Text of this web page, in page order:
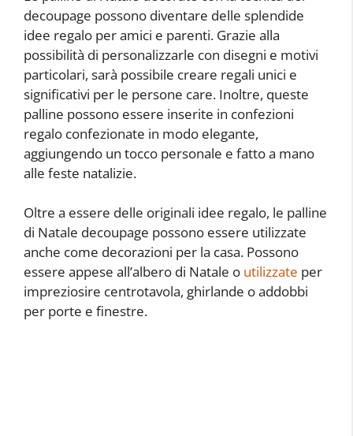
decoupage possono diventare delle splendide
idee regalo per amici e parenti. Grazie alla
possibilità di personalizzarle con disegni e motivi
particolari, sarà possibile creare regali unici e
significativi per le persone care. Inoltre, queste
palline possono essere inserite in confezioni
regalo confezionate in modo elegante,
aggiungendo un tocco personale e fatto a mano
alle feste natalizie.
Oltre a essere delle originali idee regalo, le palline
di Natale decoupage possono essere utilizzate
anche come decorazioni per la casa. Possono
essere appese all’albero di Natale o utilizzate per
impreziosire centrotavola, ghirlande o addobbi
per porte e finestre.